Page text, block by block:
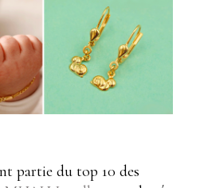
partie du top 10 des